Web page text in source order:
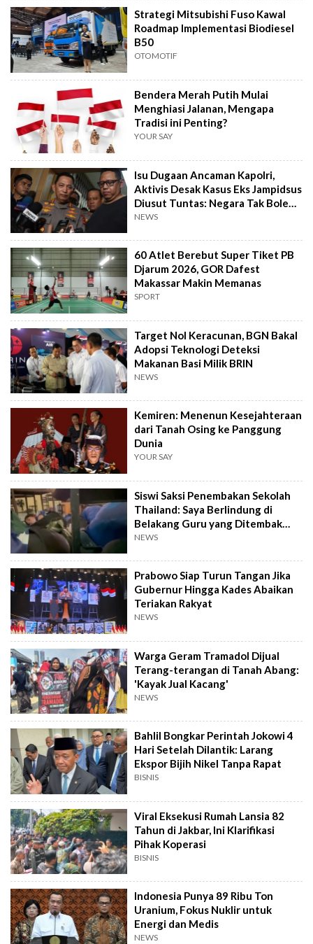
Strategi Mitsubishi Fuso Kawal
Roadmap Implementasi Biodiesel
B50
OTOMOTIF
Bendera Merah Putih Mulai
Menghiasi Jalanan, Mengapa
Tradisi ini Penting?
YOUR SAY
Isu Dugaan Ancaman Kapolri,
Aktivis Desak Kasus Eks Jampidsus
Diusut Tuntas: Negara Tak Boleh
Kalah
NEWS
60 Atlet Berebut Super Tiket PB
Djarum 2026, GOR Dafest
Makassar Makin Memanas
SPORT
Target Nol Keracunan, BGN Bakal
Adopsi Teknologi Deteksi
Makanan Basi Milik BRIN
NEWS
Kemiren: Menenun Kesejahteraan
dari Tanah Osing ke Panggung
Dunia
YOUR SAY
Siswi Saksi Penembakan Sekolah
Thailand: Saya Berlindung di
Belakang Guru yang Ditembak
Mati
NEWS
Prabowo Siap Turun Tangan Jika
Gubernur Hingga Kades Abaikan
Teriakan Rakyat
NEWS
Warga Geram Tramadol Dijual
Terang-terangan di Tanah Abang:
'Kayak Jual Kacang'
NEWS
Bahlil Bongkar Perintah Jokowi 4
Hari Setelah Dilantik: Larang
Ekspor Bijih Nikel Tanpa Rapat
BISNIS
Viral Eksekusi Rumah Lansia 82
Tahun di Jakbar, Ini Klarifikasi
Pihak Koperasi
BISNIS
Indonesia Punya 89 Ribu Ton
Uranium, Fokus Nuklir untuk
Energi dan Medis
NEWS